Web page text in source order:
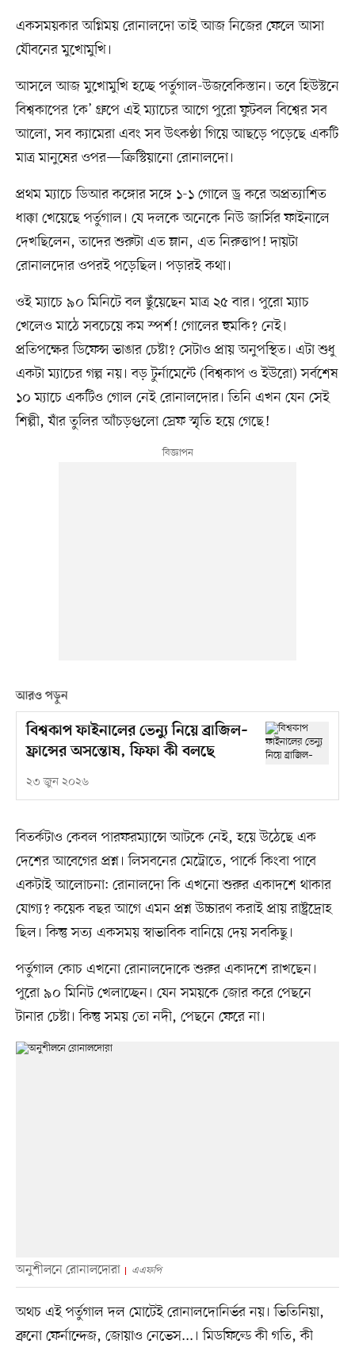
একসময়কার অগ্নিময় রোনালদো তাই আজ নিজের ফেলে আসা
যৌবনের মুখোমুখি।
আসলে আজ মুখোমুখি হচ্ছে পর্তুগাল-উজবেকিস্তান। তবে হিউস্টনে
বিশ্বকাপের ‘কে’ গ্রুপে এই ম্যাচের আগে পুরো ফুটবল বিশ্বের সব
আলো, সব ক্যামেরা এবং সব উৎকণ্ঠা গিয়ে আছড়ে পড়েছে একটি
মাত্র মানুষের ওপর—ক্রিস্টিয়ানো রোনালদো।
প্রথম ম্যাচে ডিআর কঙ্গোর সঙ্গে ১-১ গোলে ড্র করে অপ্রত্যাশিত
ধাক্কা খেয়েছে পর্তুগাল। যে দলকে অনেকে নিউ জার্সির ফাইনালে
দেখছিলেন, তাদের শুরুটা এত ম্লান, এত নিরুত্তাপ! দায়টা
রোনালদোর ওপরই পড়েছিল। পড়ারই কথা।
ওই ম্যাচে ৯০ মিনিটে বল ছুঁয়েছেন মাত্র ২৫ বার। পুরো ম্যাচ
খেলেও মাঠে সবচেয়ে কম স্পর্শ! গোলের হুমকি? নেই।
প্রতিপক্ষের ডিফেন্স ভাঙার চেষ্টা? সেটাও প্রায় অনুপস্থিত। এটা শুধু
একটা ম্যাচের গল্প নয়। বড় টুর্নামেন্টে (বিশ্বকাপ ও ইউরো) সর্বশেষ
১০ ম্যাচে একটিও গোল নেই রোনালদোর। তিনি এখন যেন সেই
শিল্পী, যাঁর তুলির আঁচড়গুলো স্রেফ স্মৃতি হয়ে গেছে!
আরও পড়ুন
বিশ্বকাপ ফাইনালের ভেন্যু নিয়ে ব্রাজিল–
ফ্রান্সের অসন্তোষ, ফিফা কী বলছে
২৩ জুন ২০২৬
বিতর্কটাও কেবল পারফরম্যান্সে আটকে নেই, হয়ে উঠেছে এক
দেশের আবেগের প্রশ্ন। লিসবনের মেট্রোতে, পার্কে কিংবা পাবে
একটাই আলোচনা: রোনালদো কি এখনো শুরুর একাদশে থাকার
যোগ্য? কয়েক বছর আগে এমন প্রশ্ন উচ্চারণ করাই প্রায় রাষ্ট্রদ্রোহ
ছিল। কিন্তু সত্য একসময় স্বাভাবিক বানিয়ে দেয় সবকিছু।
পর্তুগাল কোচ এখনো রোনালদোকে শুরুর একাদশে রাখছেন।
পুরো ৯০ মিনিট খেলাচ্ছেন। যেন সময়কে জোর করে পেছনে
টানার চেষ্টা। কিন্তু সময় তো নদী, পেছনে ফেরে না।
অনুশীলনে রোনালদোরা এএফপি
অথচ এই পর্তুগাল দল মোটেই রোনালদোনির্ভর নয়। ভিতিনিয়া,
ব্রুনো ফের্নান্দেজ, জোয়াও নেভেস...। মিডফিল্ডে কী গতি, কী